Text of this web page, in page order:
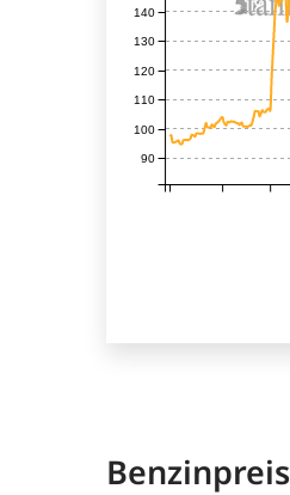
90
100
110
120
130
140